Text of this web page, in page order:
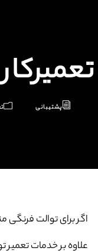
تعمیرکار
پشتیبانی
اگر برای توالت
علاوه بر خدمات